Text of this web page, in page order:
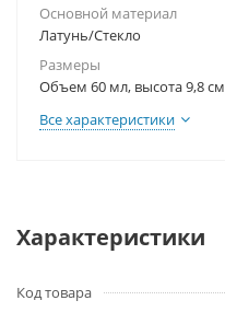
Основной материал
Латунь/Стекло
Размеры
Объем 60 мл, высота 9,8 см
Все характеристики
Характеристики
Код товара